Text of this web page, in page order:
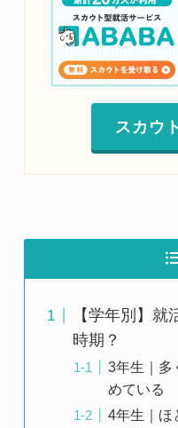
スカウ
【学年別】
時期？
3年生｜多
めている
4年生｜ほ